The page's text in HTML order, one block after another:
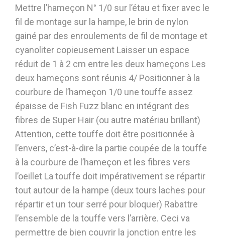
Mettre l’hameçon N° 1/0 sur l’étau et fixer avec le
fil de montage sur la hampe, le brin de nylon
gainé par des enroulements de fil de montage et
cyanoliter copieusement Laisser un espace
réduit de 1 à 2 cm entre les deux hameçons Les
deux hameçons sont réunis 4/ Positionner à la
courbure de l’hameçon 1/0 une touffe assez
épaisse de Fish Fuzz blanc en intégrant des
fibres de Super Hair (ou autre matériau brillant)
Attention, cette touffe doit être positionnée à
l’envers, c’est-à-dire la partie coupée de la touffe
à la courbure de l’hameçon et les fibres vers
l’oeillet La touffe doit impérativement se répartir
tout autour de la hampe (deux tours laches pour
répartir et un tour serré pour bloquer) Rabattre
l’ensemble de la touffe vers l’arrière. Ceci va
permettre de bien couvrir la jonction entre les